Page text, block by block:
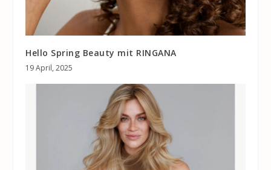
Hello Spring Beauty mit RINGANA
19 April, 2025